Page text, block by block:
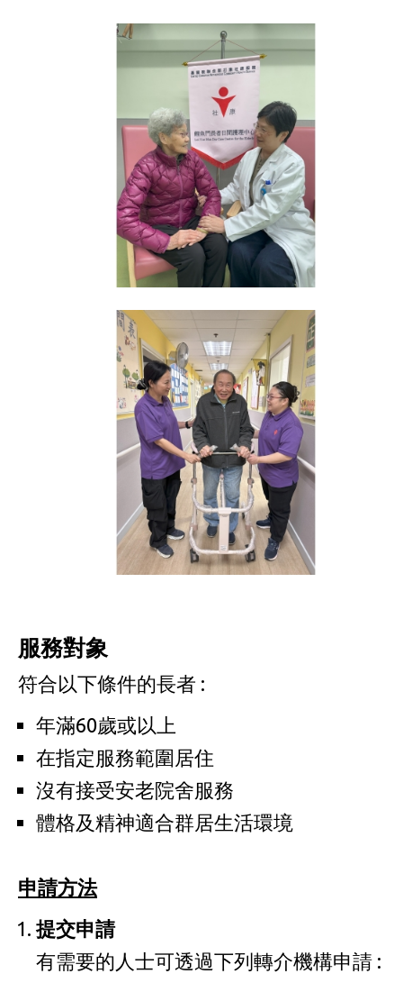
服務對象
符合以下條件的長者 :
年滿60歲或以上
在指定服務範圍居住
沒有接受安老院舍服務
體格及精神適合群居生活環境
申請方法
提交申請
有需要的人士可透過下列轉介機構申請 :